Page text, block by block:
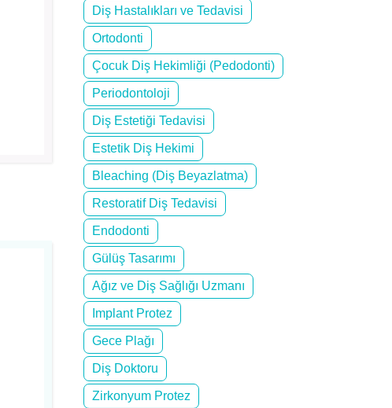
Diş Hastalıkları ve Tedavisi
Ortodonti
Çocuk Diş Hekimliği (Pedodonti)
Periodontoloji
Diş Estetiği Tedavisi
Estetik Diş Hekimi
Bleaching (Diş Beyazlatma)
Restoratif Diş Tedavisi
Endodonti
Gülüş Tasarımı
Ağız ve Diş Sağlığı Uzmanı
Implant Protez
Gece Plağı
Diş Doktoru
Zirkonyum Protez